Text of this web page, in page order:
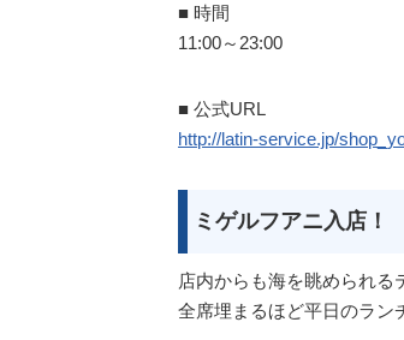
■ 時間
11:00～23:00
■ 公式URL
http://latin-service.jp/
ミゲルフアニ入店！
店内からも海を眺められる
全席埋まるほど平日のラン